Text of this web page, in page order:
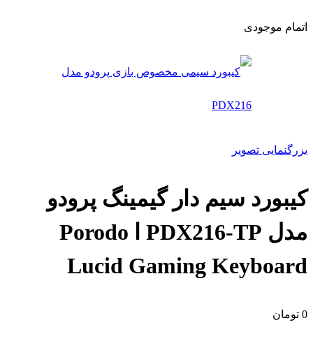
اتمام موجودی
بزرگنمایی تصویر
کیبورد سیم دار گیمینگ پرودو
مدل PDX216-TP ا Porodo
Lucid Gaming Keyboard
0 تومان